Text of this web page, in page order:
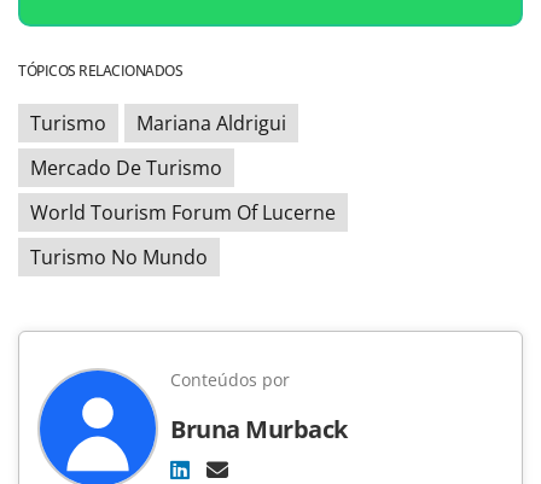
TÓPICOS RELACIONADOS
Turismo
Mariana Aldrigui
Mercado De Turismo
World Tourism Forum Of Lucerne
Turismo No Mundo
Conteúdos por
Bruna Murback